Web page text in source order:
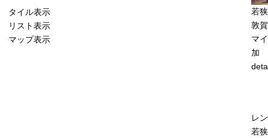
タイル表示
リスト表示
マップ表示
若
敦
マ
加
レ
若